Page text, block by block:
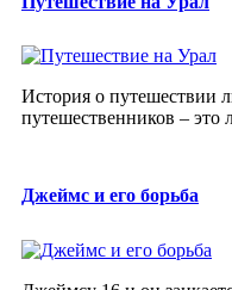
История о путешествии
путешественников – это
Джеймс и его борьба